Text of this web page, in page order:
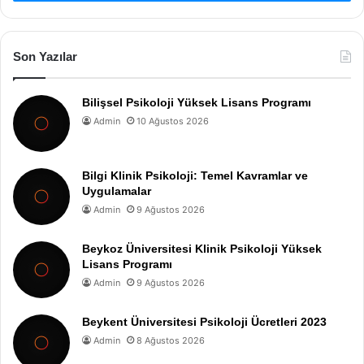
Son Yazılar
Bilişsel Psikoloji Yüksek Lisans Programı
Admin 10 Ağustos 2026
Bilgi Klinik Psikoloji: Temel Kavramlar ve
Uygulamalar
Admin 9 Ağustos 2026
Beykoz Üniversitesi Klinik Psikoloji Yüksek
Lisans Programı
Admin 9 Ağustos 2026
Beykent Üniversitesi Psikoloji Ücretleri 2023
Admin 8 Ağustos 2026